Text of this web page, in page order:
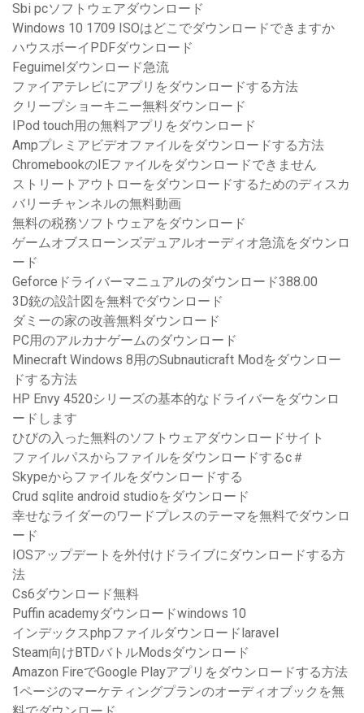
Sbi pcソフトウェアダウンロード
Windows 10 1709 ISOはどこでダウンロードできますか
ハウスボーイPDFダウンロード
Feguimelダウンロード急流
ファイアテレビにアプリをダウンロードする方法
クリープショーキニー無料ダウンロード
IPod touch用の無料アプリをダウンロード
Ampプレミアビデオファイルをダウンロードする方法
ChromebookのIEファイルをダウンロードできません
ストリートアウトローをダウンロードするためのディスカ
バリーチャンネルの無料動画
無料の税務ソフトウェアをダウンロード
ゲームオブスローンズデュアルオーディオ急流をダウンロ
ード
Geforceドライバーマニュアルのダウンロード388.00
3D銃の設計図を無料でダウンロード
ダミーの家の改善無料ダウンロード
PC用のアルカナゲームのダウンロード
Minecraft Windows 8用のSubnauticraft Modをダウンロー
ドする方法
HP Envy 4520シリーズの基本的なドライバーをダウンロ
ードします
ひびの入った無料のソフトウェアダウンロードサイト
ファイルパスからファイルをダウンロードするc＃
Skypeからファイルをダウンロードする
Crud sqlite android studioをダウンロード
幸せなライダーのワードプレスのテーマを無料でダウンロ
ード
IOSアップデートを外付けドライブにダウンロードする方
法
Cs6ダウンロード無料
Puffin academyダウンロードwindows 10
インデックスphpファイルダウンロードlaravel
Steam向けBTDバトルModsダウンロード
Amazon FireでGoogle Playアプリをダウンロードする方法
1ページのマーケティングプランのオーディオブックを無